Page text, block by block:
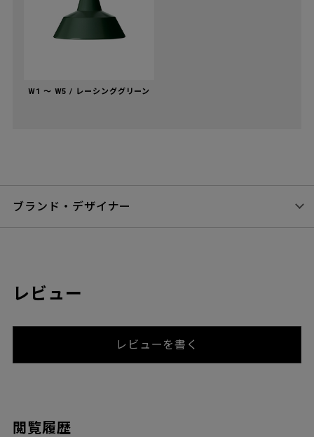
W1 〜 W5 / レーシンググリーン
ブランド・デザイナー
レビュー
レビューを書く
閲覧履歴